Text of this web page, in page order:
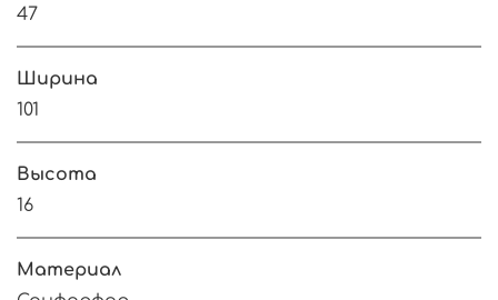
47
Ширина
101
Высота
16
Материал